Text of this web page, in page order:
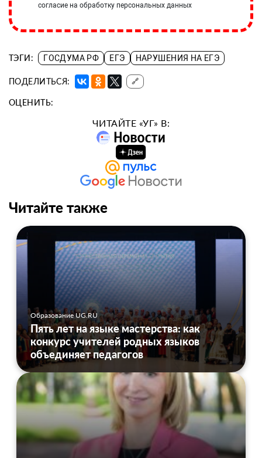
согласие на обработку персональных данных
ТЭГИ: ГОСДУМА РФ ЕГЭ НАРУШЕНИЯ НА ЕГЭ
ПОДЕЛИТЬСЯ: 🔗
ОЦЕНИТЬ:
ЧИТАЙТЕ «УГ» В:
Читайте также
Образование UG.RU
Пять лет на языке мастерства: как
конкурс учителей родных языков
объединяет педагогов